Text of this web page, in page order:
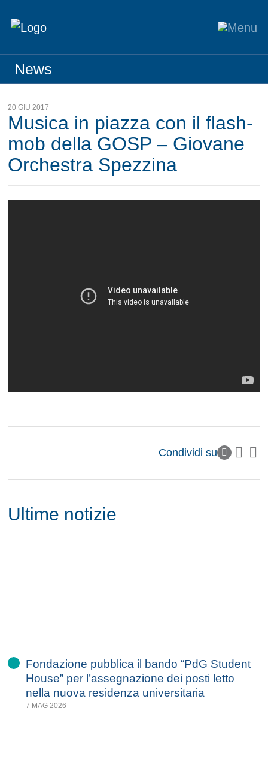
News
20 GIU 2017
Musica in piazza con il flash-
mob della GOSP – Giovane
Orchestra Spezzina
Condividi su
Ultime notizie
Fondazione pubblica il bando “PdG Student
House” per l’assegnazione dei posti letto
nella nuova residenza universitaria
7 MAG 2026